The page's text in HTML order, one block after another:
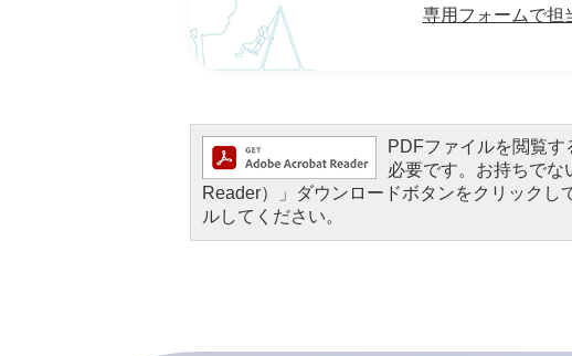
専用フォームで担
PDFファイルを閲覧
必要です。お持ちで
Reader）」ダウンロードボタンをクリック
ルしてください。